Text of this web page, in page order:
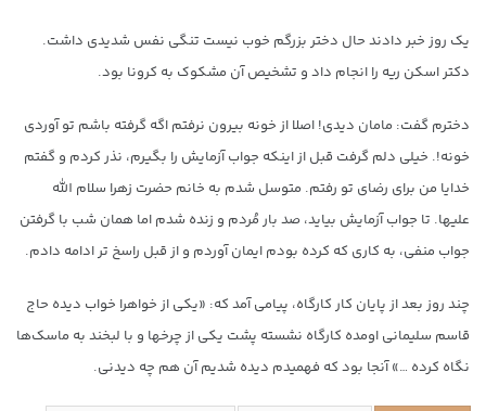
یک روز خبر دادند حال دختر بزرگم خوب نیست تنگی نفس شدیدی داشت.
دکتر اسکن ریه را انجام داد و تشخیص آن مشکوک به کرونا بود.
دخترم گفت: مامان دیدی! اصلا از خونه بیرون نرفتم اگه گرفته باشم تو آوردی
خونه!. خیلی دلم گرفت قبل از اینکه جواب آزمایش را بگیرم، نذر کردم و گفتم
خدایا من برای رضای تو رفتم. متوسل شدم به خانم حضرت زهرا سلام الله
علیها. تا جواب آزمایش بیاید، صد بار مُردم و زنده شدم اما همان شب با گرفتن
جواب منفی، به کاری که کرده بودم ایمان آوردم و از قبل راسخ تر ادامه دادم.
چند روز بعد از پایان کار کارگاه، پیامی آمد که: «یکی از خواهرا خواب دیده حاج
قاسم سلیمانی اومده کارگاه نشسته پشت یکی از چرخها و با لبخند به ماسک‌ها
نگاه کرده …» آنجا بود که فهمیدم دیده شدیم آن هم چه دیدنی.